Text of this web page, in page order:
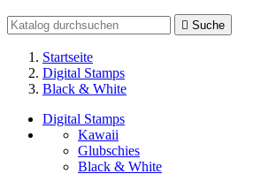
 Suche
Startseite
Digital Stamps
Black & White
Digital Stamps
Kawaii
Glubschies
Black & White